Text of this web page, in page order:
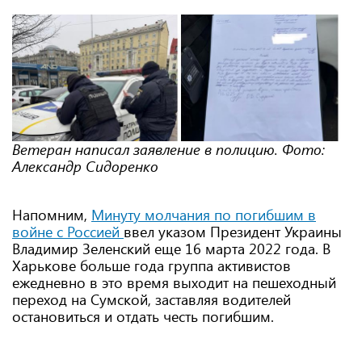
Ветеран написал заявление в полицию. Фото:
Александр Сидоренко
Напомним, Минуту молчания по погибшим в
войне с Россией ввел указом Президент Украины
Владимир Зеленский еще 16 марта 2022 года. В
Харькове больше года группа активистов
ежедневно в это время выходит на пешеходный
переход на Сумской, заставляя водителей
остановиться и отдать честь погибшим.